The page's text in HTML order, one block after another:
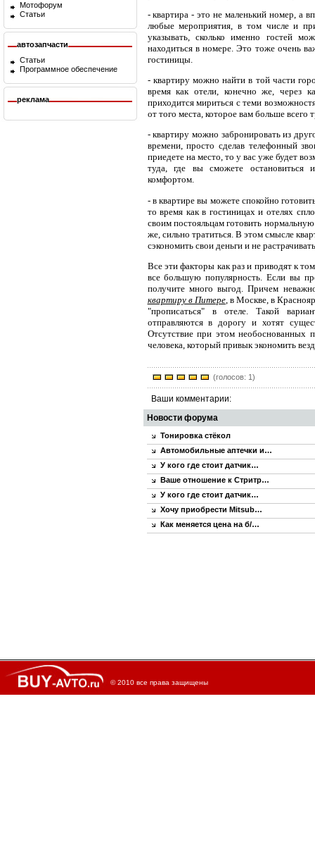
Мотофорум
Статьи
автозапчасти
Статьи
Программное обеспечение
реклама
- квартира - это не маленький номер, а
любые мероприятия, в том числе и
указывать, сколько именно гостей
находиться в номере. Это тоже очень
гостиницы.
- квартиру можно найти в той части
время как отели, конечно же, через
приходится мириться с теми
от того места, которое вам больше
- квартиру можно забронировать из
времени, просто сделав телефонный
приедете на место, то у вас уже будет
туда, где вы сможете остановиться
комфортом.
- в квартире вы можете спокойно
то время как в гостиницах и отелях
своим постояльцам готовить
же, сильно тратиться. В этом смысле
сэкономить свои деньги и не
Все эти факторы как раз и приводят к
все большую популярность. Если вы
получите много выгод. Причем
квартиру в Питере, в Москве, в
"прописаться" в отеле. Такой
отправляются в дорогу и хотят
Отсутствие при этом необоснованных
человека, который привык экономить
(голосов: 1)
Ваши комментарии:
Новости форума
Тонировка стёкол
Автомобильные аптечки и…
У кого где стоит датчик…
Ваше отношение к Стритр…
У кого где стоит датчик…
Хочу приобрести Mitsub…
Как меняется цена на б/…
© 2010 все права защищены